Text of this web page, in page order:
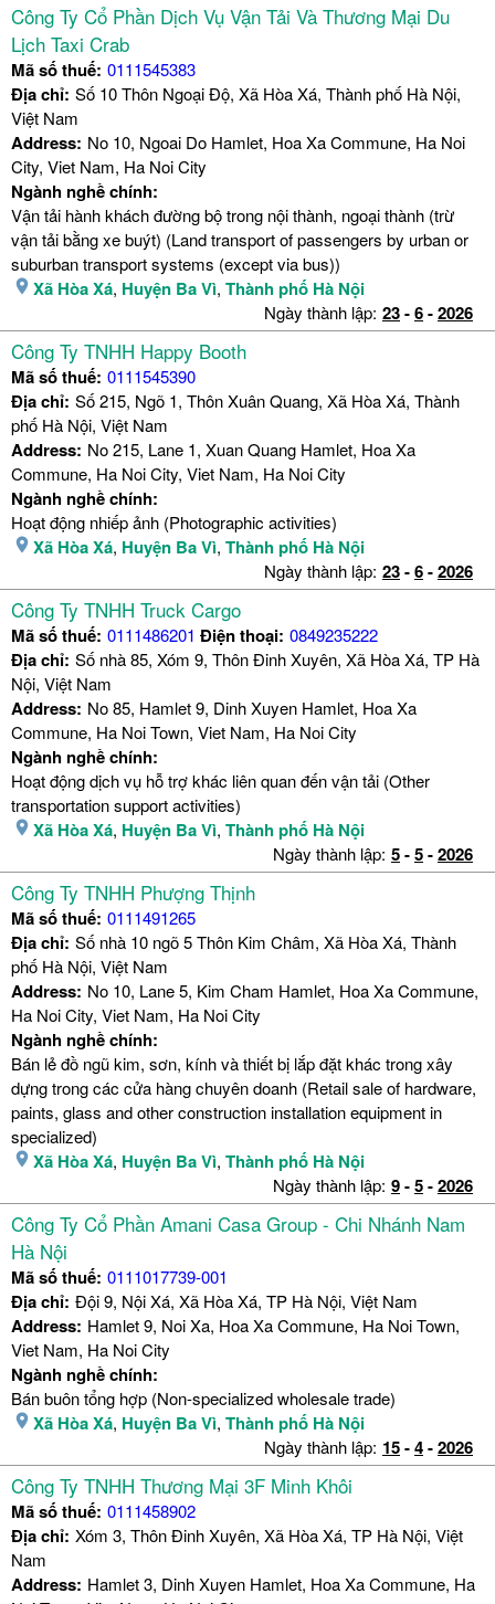
Công Ty Cổ Phần Dịch Vụ Vận Tải Và Thương Mại Du
Lịch Taxi Crab
Mã số thuế: 0111545383
Địa chỉ: Số 10 Thôn Ngoại Độ, Xã Hòa Xá, Thành phố Hà Nội,
Việt Nam
Address: No 10, Ngoai Do Hamlet, Hoa Xa Commune, Ha Noi
City, Viet Nam, Ha Noi City
Ngành nghề chính:
Vận tải hành khách đường bộ trong nội thành, ngoại thành (trừ
vận tải bằng xe buýt) (Land transport of passengers by urban or
suburban transport systems (except via bus))
Xã Hòa Xá, Huyện Ba Vì, Thành phố Hà Nội
Ngày thành lập: 23-6-2026
Công Ty TNHH Happy Booth
Mã số thuế: 0111545390
Địa chỉ: Số 215, Ngõ 1, Thôn Xuân Quang, Xã Hòa Xá, Thành
phố Hà Nội, Việt Nam
Address: No 215, Lane 1, Xuan Quang Hamlet, Hoa Xa
Commune, Ha Noi City, Viet Nam, Ha Noi City
Ngành nghề chính:
Hoạt động nhiếp ảnh (Photographic activities)
Xã Hòa Xá, Huyện Ba Vì, Thành phố Hà Nội
Ngày thành lập: 23-6-2026
Công Ty TNHH Truck Cargo
Mã số thuế: 0111486201 Điện thoại: 0849235222
Địa chỉ: Số nhà 85, Xóm 9, Thôn Đinh Xuyên, Xã Hòa Xá, TP Hà
Nội, Việt Nam
Address: No 85, Hamlet 9, Dinh Xuyen Hamlet, Hoa Xa
Commune, Ha Noi Town, Viet Nam, Ha Noi City
Ngành nghề chính:
Hoạt động dịch vụ hỗ trợ khác liên quan đến vận tải (Other
transportation support activities)
Xã Hòa Xá, Huyện Ba Vì, Thành phố Hà Nội
Ngày thành lập: 5-5-2026
Công Ty TNHH Phượng Thịnh
Mã số thuế: 0111491265
Địa chỉ: Số nhà 10 ngõ 5 Thôn Kim Châm, Xã Hòa Xá, Thành
phố Hà Nội, Việt Nam
Address: No 10, Lane 5, Kim Cham Hamlet, Hoa Xa Commune,
Ha Noi City, Viet Nam, Ha Noi City
Ngành nghề chính:
Bán lẻ đồ ngũ kim, sơn, kính và thiết bị lắp đặt khác trong xây
dựng trong các cửa hàng chuyên doanh (Retail sale of hardware,
paints, glass and other construction installation equipment in
specialized)
Xã Hòa Xá, Huyện Ba Vì, Thành phố Hà Nội
Ngày thành lập: 9-5-2026
Công Ty Cổ Phần Amani Casa Group - Chi Nhánh Nam
Hà Nội
Mã số thuế: 0111017739-001
Địa chỉ: Đội 9, Nội Xá, Xã Hòa Xá, TP Hà Nội, Việt Nam
Address: Hamlet 9, Noi Xa, Hoa Xa Commune, Ha Noi Town,
Viet Nam, Ha Noi City
Ngành nghề chính:
Bán buôn tổng hợp (Non-specialized wholesale trade)
Xã Hòa Xá, Huyện Ba Vì, Thành phố Hà Nội
Ngày thành lập: 15-4-2026
Công Ty TNHH Thương Mại 3F Minh Khôi
Mã số thuế: 0111458902
Địa chỉ: Xóm 3, Thôn Đinh Xuyên, Xã Hòa Xá, TP Hà Nội, Việt
Nam
Address: Hamlet 3, Dinh Xuyen Hamlet, Hoa Xa Commune, Ha